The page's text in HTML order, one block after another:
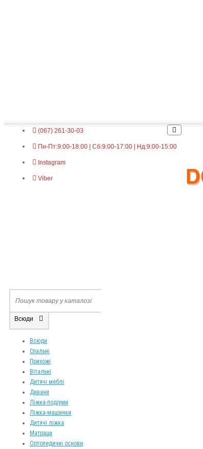
(067) 261-30-03
Пн-Пт:9:00-18:00 | Сб:9:00-17:00 | Нд:9:00-15:00
Instagram
Viber
Всюди
Всюди
Спальні
Прихожі
Вітальні
Дитячі меблі
Дивани
Ліжка-подіуми
Ліжка-машинки
Дитячі ліжка
Матраци
Ортопедичні основи